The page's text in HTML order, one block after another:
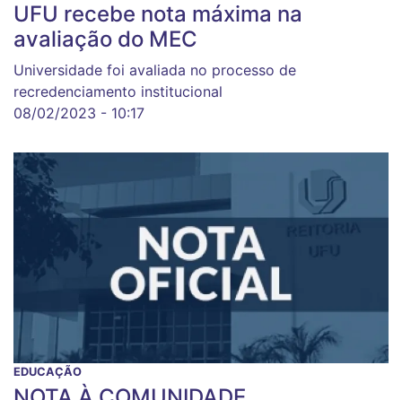
UFU recebe nota máxima na
avaliação do MEC
Universidade foi avaliada no processo de
recredenciamento institucional
08/02/2023 - 10:17
EDUCAÇÃO